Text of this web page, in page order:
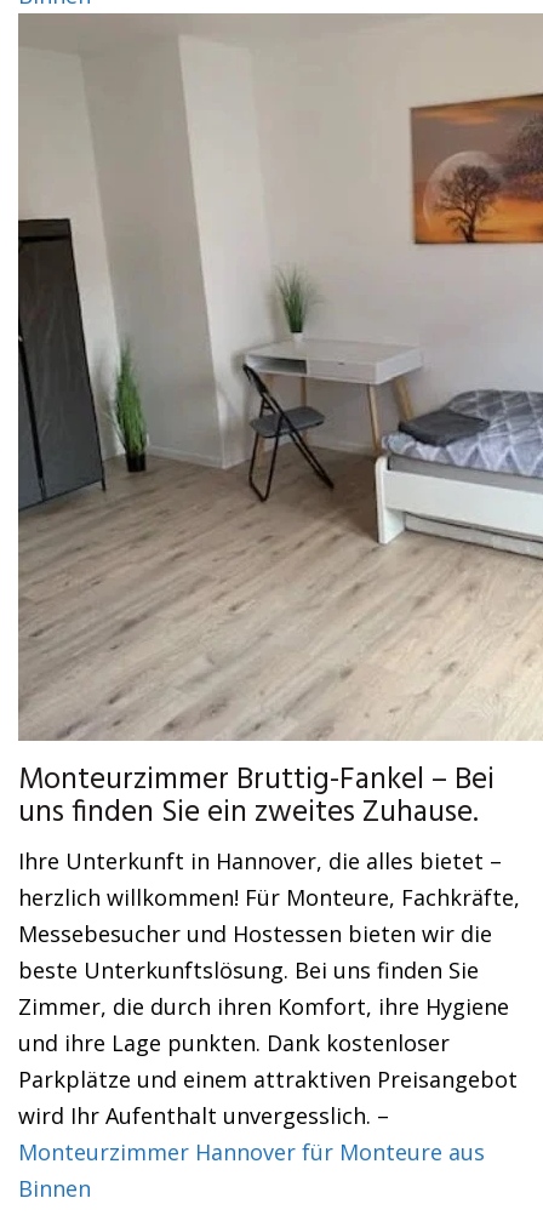
Monteurzimmer Bruttig-Fankel – Bei
uns finden Sie ein zweites Zuhause.
Ihre Unterkunft in Hannover, die alles bietet –
herzlich willkommen! Für Monteure, Fachkräfte,
Messebesucher und Hostessen bieten wir die
beste Unterkunftslösung. Bei uns finden Sie
Zimmer, die durch ihren Komfort, ihre Hygiene
und ihre Lage punkten. Dank kostenloser
Parkplätze und einem attraktiven Preisangebot
wird Ihr Aufenthalt unvergesslich. –
Monteurzimmer Hannover für Monteure aus
Binnen